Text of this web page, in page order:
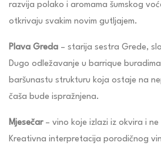
razvija polako i aromama šumskog
otkrivaju svakim novim gutljajem.
Plava Greda – starija sestra Grede,
Dugo odležavanje u barrique
baršunastu strukturu koja ostaje na
čaša bude ispražnjena.
Mjesečar– vino koje izlazi iz okvira i
Kreativna interpretacija porodičnog